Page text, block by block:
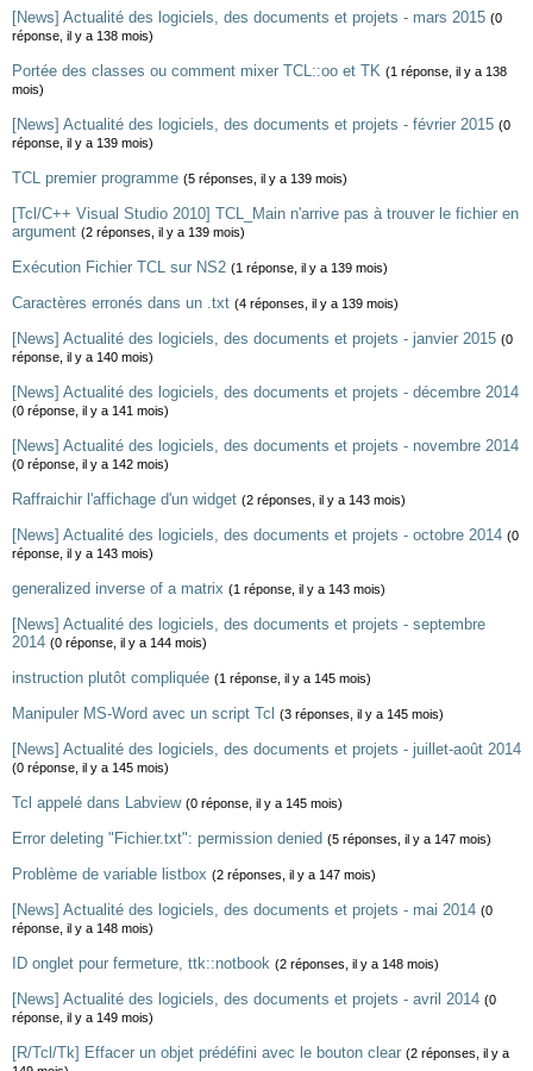
[News] Actualité des logiciels, des documents et projets - mars 2015 (0
réponse, il y a 138 mois)
Portée des classes ou comment mixer TCL::oo et TK (1 réponse, il y a 138
mois)
[News] Actualité des logiciels, des documents et projets - février 2015 (0
réponse, il y a 139 mois)
TCL premier programme (5 réponses, il y a 139 mois)
[Tcl/C++ Visual Studio 2010] TCL_Main n'arrive pas à trouver le fichier en
argument (2 réponses, il y a 139 mois)
Exécution Fichier TCL sur NS2 (1 réponse, il y a 139 mois)
Caractères erronés dans un .txt (4 réponses, il y a 139 mois)
[News] Actualité des logiciels, des documents et projets - janvier 2015 (0
réponse, il y a 140 mois)
[News] Actualité des logiciels, des documents et projets - décembre 2014
(0 réponse, il y a 141 mois)
[News] Actualité des logiciels, des documents et projets - novembre 2014
(0 réponse, il y a 142 mois)
Raffraichir l'affichage d'un widget (2 réponses, il y a 143 mois)
[News] Actualité des logiciels, des documents et projets - octobre 2014 (0
réponse, il y a 143 mois)
generalized inverse of a matrix (1 réponse, il y a 143 mois)
[News] Actualité des logiciels, des documents et projets - septembre
2014 (0 réponse, il y a 144 mois)
instruction plutôt compliquée (1 réponse, il y a 145 mois)
Manipuler MS-Word avec un script Tcl (3 réponses, il y a 145 mois)
[News] Actualité des logiciels, des documents et projets - juillet-août 2014
(0 réponse, il y a 145 mois)
Tcl appelé dans Labview (0 réponse, il y a 145 mois)
Error deleting "Fichier.txt": permission denied (5 réponses, il y a 147 mois)
Problème de variable listbox (2 réponses, il y a 147 mois)
[News] Actualité des logiciels, des documents et projets - mai 2014 (0
réponse, il y a 148 mois)
ID onglet pour fermeture, ttk::notbook (2 réponses, il y a 148 mois)
[News] Actualité des logiciels, des documents et projets - avril 2014 (0
réponse, il y a 149 mois)
[R/Tcl/Tk] Effacer un objet prédéfini avec le bouton clear (2 réponses, il y a